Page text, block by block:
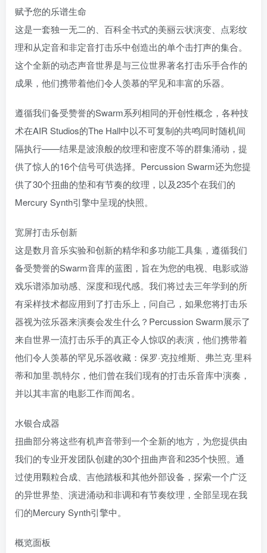
赋予您的乐谱生命
这是一套独一无二的、百科全书式的美丽云状演变、点彩纹
理和从定音和非定音打击乐中创造出的单个击打声的集合。
这个全新的动态声音世界是与三位世界著名打击乐手合作的
成果，他们携带着他们令人羡慕的罕见和丰富的乐器。
遵循我们备受赞誉的Swarm系列相同的开创性概念，各种技
术在AIR Studios的The Hall中以不可复制的共鸣同时随机间
隔执行——结果是波浪般的纹理和密度不等的群集涌动，提
供了惊人的16个信号可供选择。Percussion Swarm还为您提
供了30个扭曲的垫和有节奏的纹理，以及235个在我们的
Mercury Synth引擎中呈现的快照。
宽屏打击乐创新
这是数月音乐实验和创新的精华和多功能工具集，遵循我们
备受赞誉的Swarm音库的蓝图，旨在为您的电视、电影或游
戏乐谱添加动感、深度和现代感。我们将过去三年学到的所
有采样技术都应用到了打击乐上，问自己，如果您将打击乐
器视为弦乐器来演奏会发生什么？Percussion Swarm展示了
来自世界一流打击乐手的真正令人惊叹的表演，他们携带着
他们令人羡慕的罕见乐器收藏：保罗·克拉维斯、弗兰克·里科
蒂和加里·凯特尔，他们曾在我们现有的打击乐音库中演奏，
并以其丰富的电影工作而闻名。
水银合成器
扭曲部分将这些有机声音带到一个全新的地方，为您提供由
我们的专业开发团队创建的30个扭曲声音和235个快照。通
过使用颗粒合成、吉他踏板和其他外部设备，探索一个广泛
的异世界垫、演进涌动和非调和有节奏纹理，全部呈现在我
们的Mercury Synth引擎中。
概览面板